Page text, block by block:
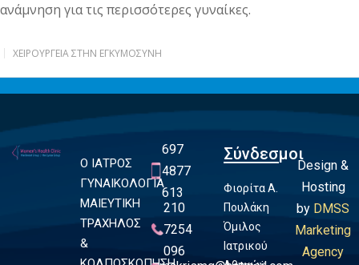
ανάμνηση για τις περισσότερες γυναίκες.
ΧΕΙΡΟΥΡΓΕΊΑ ΣΤΗΝ ΕΓΚΥΜΟΣΎΝΗ
Ο ΙΑΤΡΟΣ
ΓΥΝΑΙΚΟΛΟΓΙΑ
ΜΑΙΕΥΤΙΚΗ
ΤΡΑΧΗΛΟΣ
&
697
4877
613
210
7254
096
Σύνδεσμοι
Φιορίτα Α.
Πουλάκη
Όμιλος
Ιατρικού
Design &
Hosting
by DMSS
Marketing
Agency